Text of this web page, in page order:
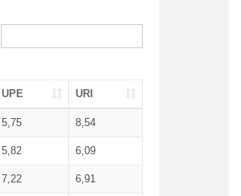
UPE URI
5,75 8,54
5,82 6,09
7,22 6,91